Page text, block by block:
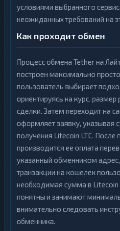
условиями выбранного
неожиданных требований на
Как проходит обмен
Процесс обмена Tether на
построен максимально
пользователь выбирает
ориентируясь на курс, размер
сделки. Затем переходит на
оформляет заявку, указывая
получения Litecoin LTC.
производится ее оплата
указанный обменником
транзакции на кошелек
необходимая сумма в Litecoin
понятны и занимают
внимательно следовать
обменника.